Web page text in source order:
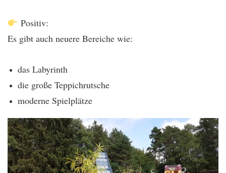
Positiv:
Es gibt auch neuere Bereiche wie:
das Labyrinth
die große Teppichrutsche
moderne Spielplätze